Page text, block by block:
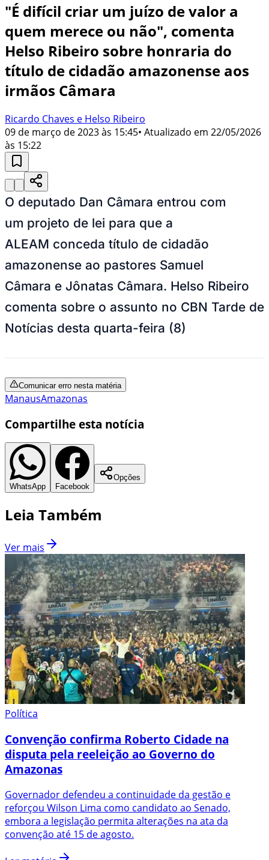
"É difícil criar um juízo de valor a
quem merece ou não", comenta
Helso Ribeiro sobre honraria do
título de cidadão amazonense aos
irmãos Câmara
Ricardo Chaves e Helso Ribeiro
09 de março de 2023 às 15:45• Atualizado em 22/05/2026
às 15:22
O deputado Dan Câmara entrou com
um projeto de lei para que a
ALEAM conceda título de cidadão
amazonense ao pastores Samuel
Câmara e Jônatas Câmara. Helso Ribeiro
comenta sobre o assunto no CBN Tarde de
Notícias desta quarta-feira (8)
Comunicar erro nesta matéria
ManausAmazonas
Compartilhe esta notícia
WhatsApp Facebook
Opções
Leia Também
Ver mais
Política
Convenção confirma Roberto Cidade na
disputa pela reeleição ao Governo do
Amazonas
Governador defendeu a continuidade da gestão e
reforçou Wilson Lima como candidato ao Senado,
embora a legislação permita alterações na ata da
convenção até 15 de agosto.